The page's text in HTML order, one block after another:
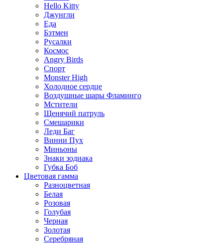
Hello Kitty
Джунгли
Еда
Бэтмен
Русалки
Космос
Angry Birds
Спорт
Monster High
Холодное сердце
Воздушные шары Фламинго
Мстители
Щенячий патруль
Смешарики
Леди Баг
Винни Пух
Миньоны
Знаки зодиака
Губка Боб
Цветовая гамма
Разноцветная
Белая
Розовая
Голубая
Черная
Золотая
Серебряная